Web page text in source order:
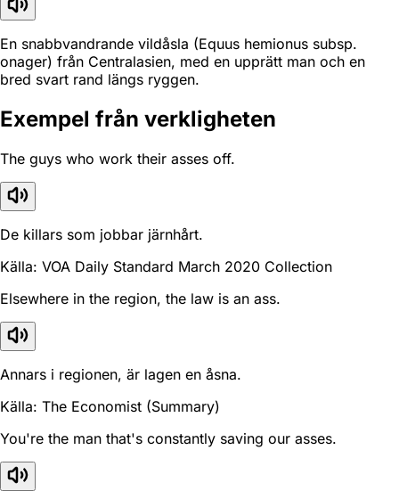
En snabbvandrande vildåsla (Equus hemionus subsp.
onager) från Centralasien, med en upprätt man och en
bred svart rand längs ryggen.
Exempel från verkligheten
The guys who work their asses off.
De killars som jobbar järnhårt.
Källa: VOA Daily Standard March 2020 Collection
Elsewhere in the region, the law is an ass.
Annars i regionen, är lagen en åsna.
Källa: The Economist (Summary)
You're the man that's constantly saving our asses.